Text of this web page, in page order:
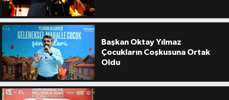
Başkan Oktay Yılmaz
Çocukların Coşkusuna Ortak
Oldu